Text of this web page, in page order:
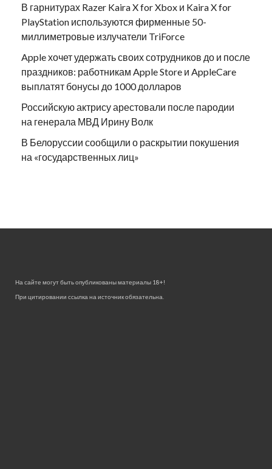
В гарнитурах Razer Kaira X for Xbox и Kaira X for
PlayStation используются фирменные 50-
миллиметровые излучатели TriForce
Apple хочет удержать своих сотрудников до и после
праздников: работникам Apple Store и AppleCare
выплатят бонусы до 1000 долларов
Российскую актрису арестовали после пародии
на генерала МВД Ирину Волк
В Белоруссии сообщили о раскрытии покушения
на «государственных лиц»
На сайте могут быть опубликованы материалы 18+!
При цитировании ссылка на источник обязательна.